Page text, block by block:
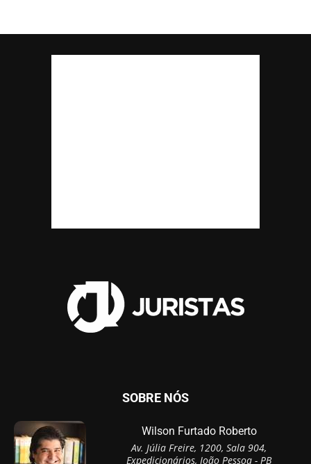
SOBRE NÓS
Wilson Furtado Roberto
Av. Júlia Freire, 1200, Sala 904,
Expedicionários, João Pessoa - PB